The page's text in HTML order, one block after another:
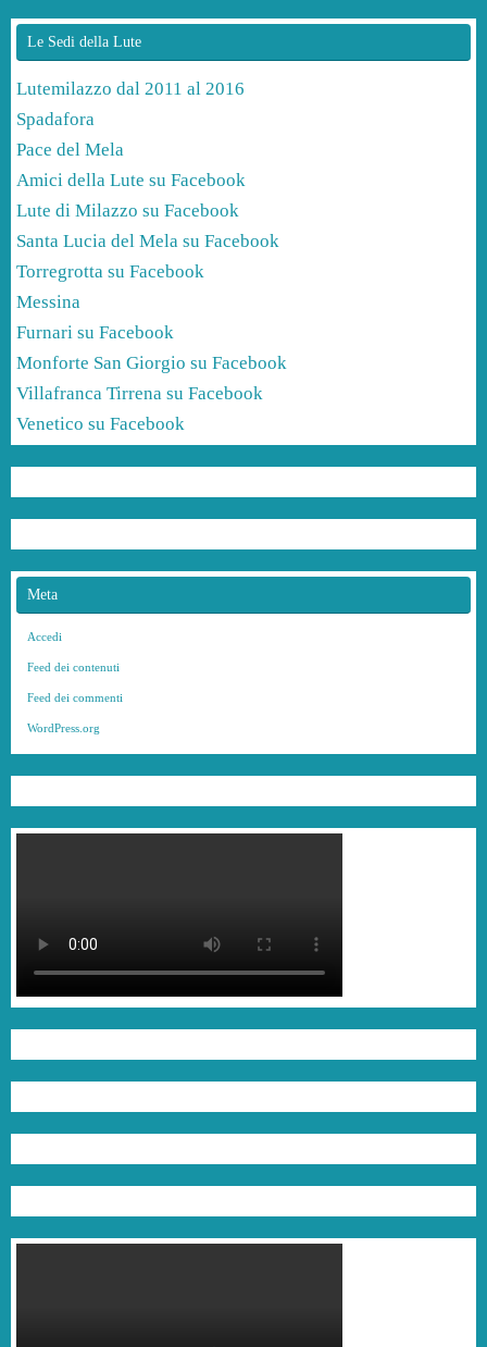
Le Sedi della Lute
Lutemilazzo dal 2011 al 2016
Spadafora
Pace del Mela
Amici della Lute su Facebook
Lute di Milazzo su Facebook
Santa Lucia del Mela su Facebook
Torregrotta su Facebook
Messina
Furnari su Facebook
Monforte San Giorgio su Facebook
Villafranca Tirrena su Facebook
Venetico su Facebook
Meta
Accedi
Feed dei contenuti
Feed dei commenti
WordPress.org